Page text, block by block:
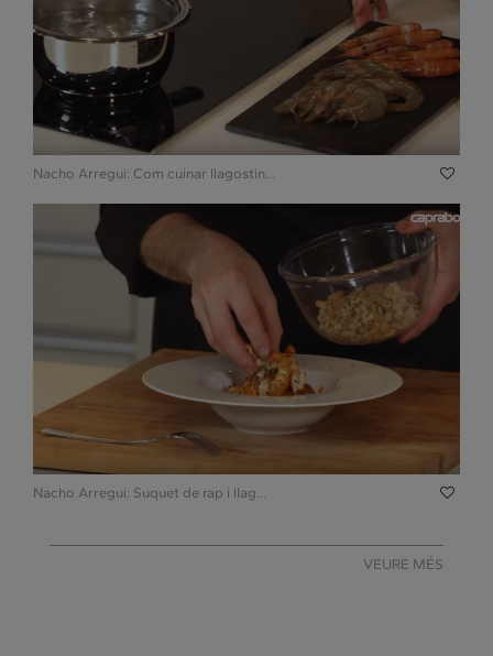
Nacho Arregui: Com cuinar llagostin...
Nacho Arregui: Suquet de rap i llag...
VEURE MÉS